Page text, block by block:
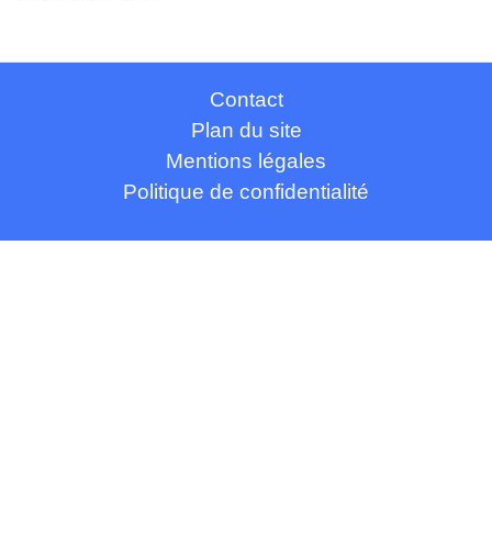
Contact
Plan du site
Mentions légales
Politique de confidentialité